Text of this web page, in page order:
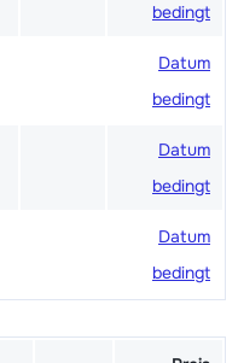
bedingt
Datum
bedingt
Datum
bedingt
Datum
bedingt